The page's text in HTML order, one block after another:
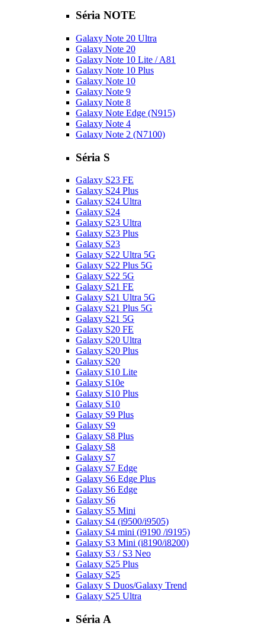
Séria NOTE
Galaxy Note 20 Ultra
Galaxy Note 20
Galaxy Note 10 Lite / A81
Galaxy Note 10 Plus
Galaxy Note 10
Galaxy Note 9
Galaxy Note 8
Galaxy Note Edge (N915)
Galaxy Note 4
Galaxy Note 2 (N7100)
Séria S
Galaxy S23 FE
Galaxy S24 Plus
Galaxy S24 Ultra
Galaxy S24
Galaxy S23 Ultra
Galaxy S23 Plus
Galaxy S23
Galaxy S22 Ultra 5G
Galaxy S22 Plus 5G
Galaxy S22 5G
Galaxy S21 FE
Galaxy S21 Ultra 5G
Galaxy S21 Plus 5G
Galaxy S21 5G
Galaxy S20 FE
Galaxy S20 Ultra
Galaxy S20 Plus
Galaxy S20
Galaxy S10 Lite
Galaxy S10e
Galaxy S10 Plus
Galaxy S10
Galaxy S9 Plus
Galaxy S9
Galaxy S8 Plus
Galaxy S8
Galaxy S7
Galaxy S7 Edge
Galaxy S6 Edge Plus
Galaxy S6 Edge
Galaxy S6
Galaxy S5 Mini
Galaxy S4 (i9500/i9505)
Galaxy S4 mini (i9190 /i9195)
Galaxy S3 Mini (i8190/i8200)
Galaxy S3 / S3 Neo
Galaxy S25 Plus
Galaxy S25
Galaxy S Duos/Galaxy Trend
Galaxy S25 Ultra
Séria A